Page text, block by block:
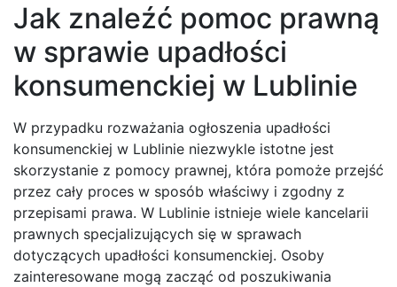
Jak znaleźć pomoc prawną
w sprawie upadłości
konsumenckiej w Lublinie
W przypadku rozważania ogłoszenia upadłości
konsumenckiej w Lublinie niezwykle istotne jest
skorzystanie z pomocy prawnej, która pomoże przejść
przez cały proces w sposób właściwy i zgodny z
przepisami prawa. W Lublinie istnieje wiele kancelarii
prawnych specjalizujących się w sprawach
dotyczących upadłości konsumenckiej. Osoby
zainteresowane mogą zacząć od poszukiwania